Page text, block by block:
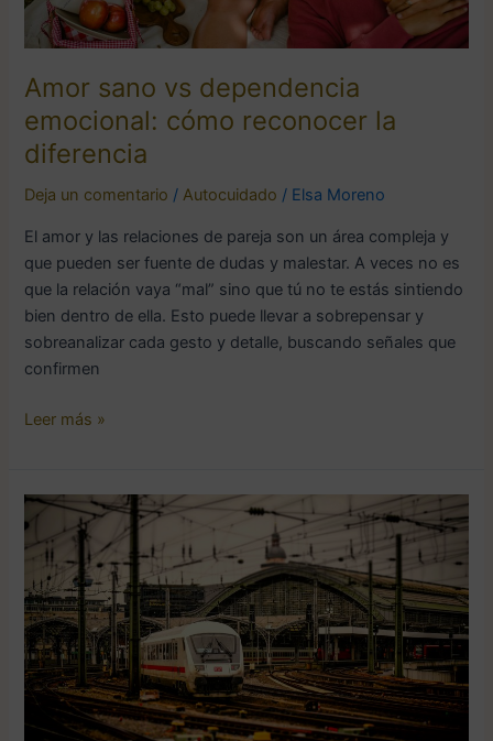
Amor sano vs dependencia
emocional: cómo reconocer la
diferencia
Deja un comentario /Autocuidado / Elsa Moreno
El amor y las relaciones de pareja son un área compleja y
que pueden ser fuente de dudas y malestar. A veces no es
que la relación vaya “mal” sino que tú no te estás sintiendo
bien dentro de ella. Esto puede llevar a sobrepensar y
sobreanalizar cada gesto y detalle, buscando señales que
confirmen
Leer más »
Ansiedad
al
viajar
en
tren
tras
el
accidente